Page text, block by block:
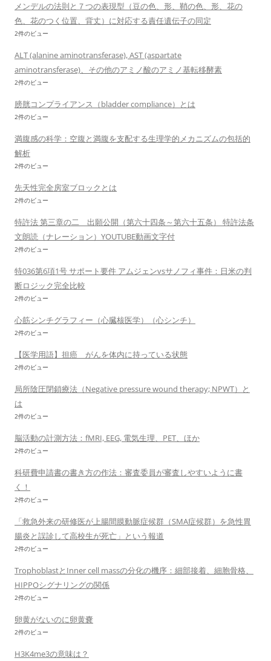
メンデルの法則と７つの表現型（豆の色、形、鞘の色、形、花の
色、花のつく位置、背丈）に対応する責任遺伝子の同定
2件のビュー
ALT (alanine aminotransferase), AST (aspartate
aminotransferase)、その他のアミノ酸のアミノ基転移酵素
2件のビュー
膀胱コンプライアンス（bladder compliance）とは
2件のビュー
満腹感の科学：空腹と満腹を支配する生理学的メカニズムの包括的
解析
2件のビュー
先天性完全房室ブロックとは
2件のビュー
特許法 第三章の二 出願公開（第六十四条～第六十五条） 特許法条
文朗読（ナレーション）YOUTUBE動画文字付
2件のビュー
特036第6項1号 サポート要件 アムジェンvsサノフィ事件：日米の判
断ロジック完全比較
2件のビュー
心筋シンチグラフィー（心臓核医学）（心シンチ）
2件のビュー
【医学用語】担癌 がんを体内に持っている状態
2件のビュー
局所陰圧閉鎖療法（Negative pressure wound therapy; NPWT）と
は
2件のビュー
脳活動の計測方法：fMRI, EEG, 電気生理、PET、ほか
2件のビュー
科研費申請書の書き方の作法：審査委員が審査しやすいように書
く！
2件のビュー
「救急外来の研修医が上腸間膜動脈症候群（SMA症候群）を急性胃
腸炎と誤診して高校生が死亡」という報道
2件のビュー
TrophoblastとInner cell massの分化の機序：細部接着、細胞骨格、
HIPPOシグナリングの関係
2件のビュー
卵黄がないのに卵黄嚢
2件のビュー
H3K4me3の意味は？